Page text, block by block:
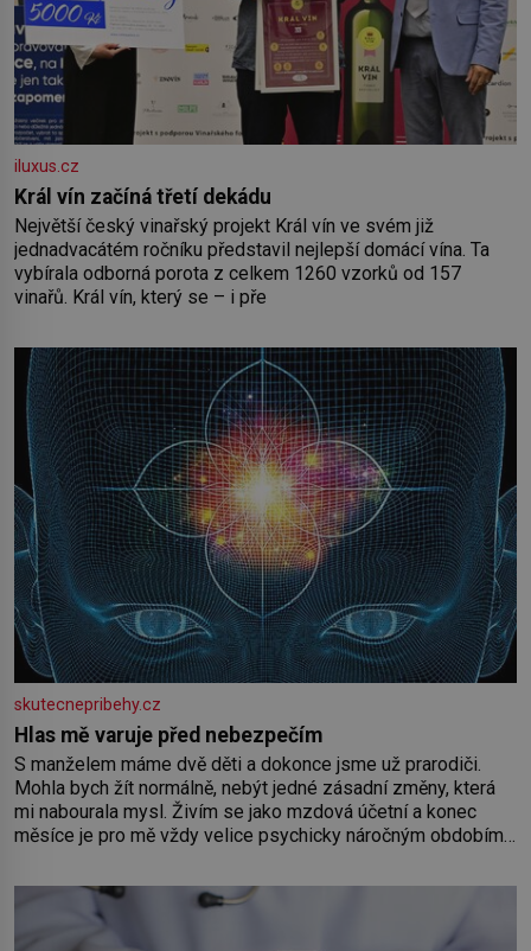
iluxus.cz
Král vín začíná třetí dekádu
Největší český vinařský projekt Král vín ve svém již
jednadvacátém ročníku představil nejlepší domácí vína. Ta
vybírala odborná porota z celkem 1260 vzorků od 157
vinařů. Král vín, který se – i pře
skutecnepribehy.cz
Hlas mě varuje před nebezpečím
S manželem máme dvě děti a dokonce jsme už prarodiči.
Mohla bych žít normálně, nebýt jedné zásadní změny, která
mi nabourala mysl. Živím se jako mzdová účetní a konec
měsíce je pro mě vždy velice psychicky náročným obdobím.
o pomoc, co se hlídání týče. Dalo by se